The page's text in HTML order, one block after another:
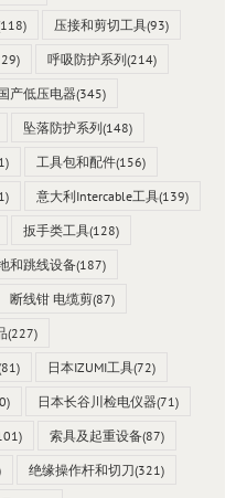
压接和剪切工具(93)
呼吸防护系列(214)
产低压电器(345)
坠落防护系列(148)
工具包和配件(156)
意大利Intercable工具(139)
扳手类工具(128)
和跳线设备(187)
断线钳 电缆剪(87)
(227)
日本IZUMI工具(72)
日本长谷川检电仪器(71)
索具及起重设备(87)
绝缘操作杆和切刀(321)